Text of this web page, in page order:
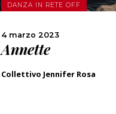
DANZA IN RETE OFF
4 marzo 2023
Annette
Collettivo Jennifer Rosa